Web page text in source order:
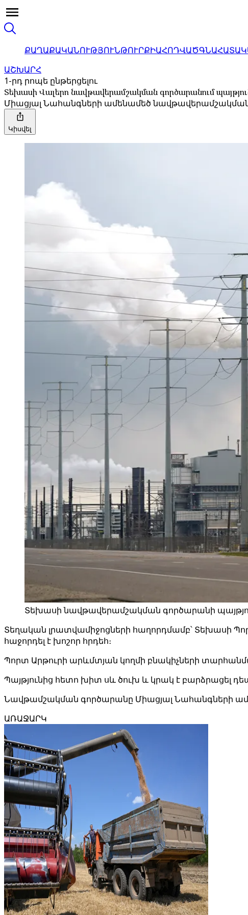
ՔԱՂԱՔԱԿԱՆՈՒԹՅՈՒՆԹՈՒՐՔԻԱՀՈԴՎԱԾ
ԱՇԽԱՐՀ
1-րդ րոպե ընթերցելու
Տեխասի Վալերո նավթավերամշակման գործարանում
Միացյալ Նահանգների ամենամեծ նավթավերամշակման
Կիսվել
Տեխասի նավթավերամշակման գործարանի
Տեղական լրատվամիջոցների հաղորդմամբ՝ Տեխասի
հաջորդել է խոշոր հրդեհ։
Պորտ Արթուրի արևմտյան կողմի բնակիչների
Պայթյունից հետո խիտ սև ծուխ և կրակ է բարձրացել
Նավթամշակման գործարանը Միացյալ Նահանգների
ԱՌԱՋԱՐԿ